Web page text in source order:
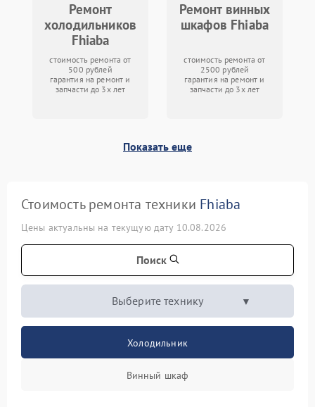
Ремонт
холодильников
Fhiaba
стоимость ремонта от
500 рублей
гарантия на ремонт и
запчасти до 3х лет
Ремонт винных
шкафов Fhiaba
стоимость ремонта от
2500 рублей
гарантия на ремонт и
запчасти до 3х лет
Показать еще
Стоимость ремонта техники Fhiaba
Цены актуальны на текущую дату 10.08.2026
Поиск
Выберите технику
Холодильник
Винный шкаф